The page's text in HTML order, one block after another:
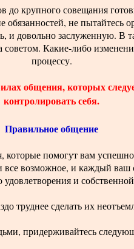
до крупного совещания
обязанностей, не пытайтесь
и довольно заслуженную. В
Какие-либо
процессу.
общения, которых
контролировать себя.
Правильное общение
которые помогут вам
все возможное, и каждый
и
труднее сделать их
придерживайтесь